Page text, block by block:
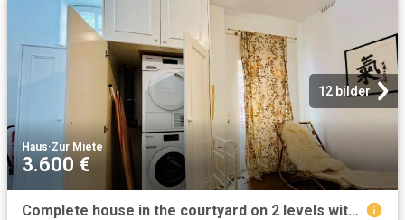
12 bilder
Haus·Zur Miete
3.600 €
Complete house in the courtyard on 2 levels with sauna, private terrace, 2 bedrooms, 2 bathrooms and car park in Frankfurt Westend, Frankfurt Amsterdam Apartments for Rent